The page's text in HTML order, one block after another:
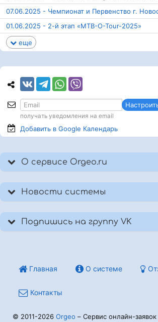
07.06.2025 - Чемпионат и Первенство г.
01.06.2025 - 2-й этап «MTB-O-Tour-2025»
еще
получать уведомления на email
Добавить в Google Календарь
О сервисе Orgeo.ru
Новости системы
Подпишись на группу VK
Главная О системе
Контакты
© 2011-2026 Orgeo – Сервис онлайн-заявок